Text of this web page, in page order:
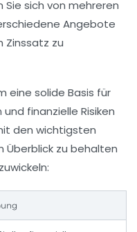
sich von mehreren
Angebote
Zinssatz zu
eine solide Basis für
finanzielle Risiken
den wichtigsten
Überblick zu behalten